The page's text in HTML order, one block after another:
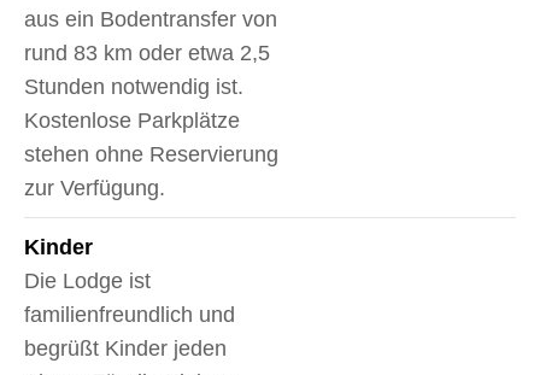
aus ein Bodentransfer von
rund 83 km oder etwa 2,5
Stunden notwendig ist.
Kostenlose Parkplätze
stehen ohne Reservierung
zur Verfügung.
Kinder
Die Lodge ist
familienfreundlich und
begrüßt Kinder jeden